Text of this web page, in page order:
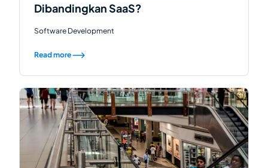
Dibandingkan SaaS?
Software Development
Read more